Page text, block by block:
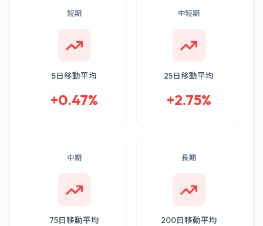
短期
5日移動平均
+0.47%
中短期
25日移動平均
+2.75%
中期
75日移動平均
長期
200日移動平均